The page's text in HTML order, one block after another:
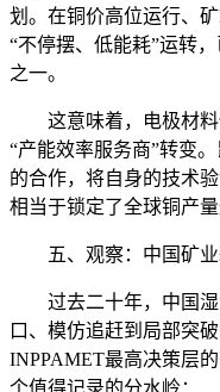
划。在铜价高位运行、
“不停摆、低能耗”运转
之一。
这意味着，电极材料
“产能效率服务商”转变
的合作，将自身的技术
相当于锁定了全球铜产
五、观察：中国矿业
过去二十年，中国湿
口、模仿追赶到局部突
INPPAMET最高决策层
个值得记录的分水岭：